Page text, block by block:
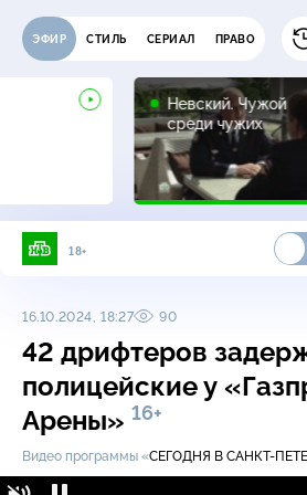
ЭФИР СТИЛЬ СЕРИАЛ ПРАВО
Невский. Чужой
среди чужих
18+
16.10.2024, 18:27 90
42 дрифтеров
полицейские у
Арены» 16+
Видео программы «СЕГОДНЯ В САНКТ-